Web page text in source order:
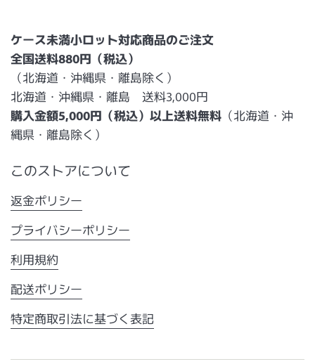
ケース未満小ロット対応商品のご注文
全国送料880円（税込）
（北海道・沖縄県・離島除く）
北海道・沖縄県・離島 送料3,000円
購入金額5,000円（税込）以上送料無料 （北海道・沖
縄県・離島除く）
このストアについて
返金ポリシー
プライバシーポリシー
利用規約
配送ポリシー
特定商取引法に基づく表記